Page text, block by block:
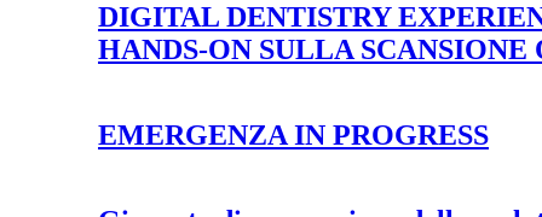
DIGITAL DENTISTRY
HANDS-ON SULLA SCANSIONE
EMERGENZA IN PROGRESS